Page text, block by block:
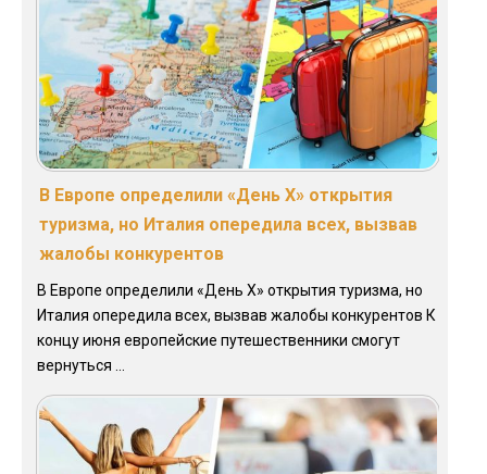
В Европе определили «День Х» открытия
туризма, но Италия опередила всех, вызвав
жалобы конкурентов
В Европе определили «День Х» открытия туризма, но
Италия опередила всех, вызвав жалобы конкурентов К
концу июня европейские путешественники смогут
вернуться ...